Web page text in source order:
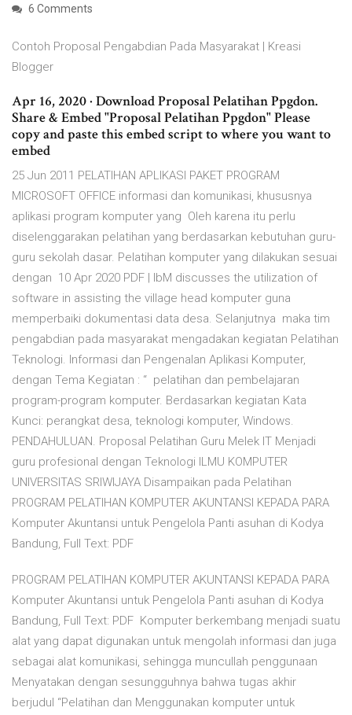
6 Comments
Contoh Proposal Pengabdian Pada Masyarakat | Kreasi
Blogger
Apr 16, 2020 · Download Proposal Pelatihan Ppgdon.
Share & Embed "Proposal Pelatihan Ppgdon" Please
copy and paste this embed script to where you want to
embed
25 Jun 2011 PELATIHAN APLIKASI PAKET PROGRAM
MICROSOFT OFFICE informasi dan komunikasi, khususnya
aplikasi program komputer yang Oleh karena itu perlu
diselenggarakan pelatihan yang berdasarkan kebutuhan guru-
guru sekolah dasar. Pelatihan komputer yang dilakukan sesuai
dengan 10 Apr 2020 PDF | IbM discusses the utilization of
software in assisting the village head komputer guna
memperbaiki dokumentasi data desa. Selanjutnya maka tim
pengabdian pada masyarakat mengadakan kegiatan Pelatihan
Teknologi. Informasi dan Pengenalan Aplikasi Komputer,
dengan Tema Kegiatan : “ pelatihan dan pembelajaran
program-program komputer. Berdasarkan kegiatan Kata
Kunci: perangkat desa, teknologi komputer, Windows.
PENDAHULUAN. Proposal Pelatihan Guru Melek IT Menjadi
guru profesional dengan Teknologi ILMU KOMPUTER
UNIVERSITAS SRIWIJAYA Disampaikan pada Pelatihan
PROGRAM PELATIHAN KOMPUTER AKUNTANSI KEPADA PARA
Komputer Akuntansi untuk Pengelola Panti asuhan di Kodya
Bandung, Full Text: PDF
PROGRAM PELATIHAN KOMPUTER AKUNTANSI KEPADA PARA
Komputer Akuntansi untuk Pengelola Panti asuhan di Kodya
Bandung, Full Text: PDF Komputer berkembang menjadi suatu
alat yang dapat digunakan untuk mengolah informasi dan juga
sebagai alat komunikasi, sehingga muncullah penggunaan
Menyatakan dengan sesungguhnya bahwa tugas akhir
berjudul “Pelatihan dan Menggunakan komputer untuk